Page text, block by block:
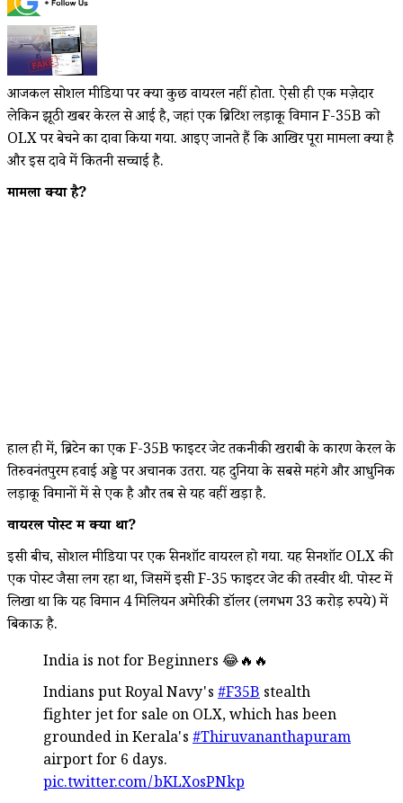
आजकल सोशल मीडिया पर क्या कुछ वायरल नहीं होता. ऐसी ही एक मज़ेदार
लेकिन झूठी खबर केरल से आई है, जहां एक ब्रिटिश लड़ाकू विमान F-35B को
OLX पर बेचने का दावा किया गया. आइए जानते हैं कि आखिर पूरा मामला क्या है
और इस दावे में कितनी सच्चाई है.
मामला क्या है?
हाल ही में, ब्रिटेन का एक F-35B फाइटर जेट तकनीकी खराबी के कारण केरल के
तिरुवनंतपुरम हवाई अड्डे पर अचानक उतरा. यह दुनिया के सबसे महंगे और आधुनिक
लड़ाकू विमानों में से एक है और तब से यह वहीं खड़ा है.
वायरल पोस्ट में क्या था?
इसी बीच, सोशल मीडिया पर एक स्क्रीनशॉट वायरल हो गया. यह स्क्रीनशॉट OLX की
एक पोस्ट जैसा लग रहा था, जिसमें इसी F-35 फाइटर जेट की तस्वीर थी. पोस्ट में
लिखा था कि यह विमान 4 मिलियन अमेरिकी डॉलर (लगभग 33 करोड़ रुपये) में
बिकाऊ है.
India is not for Beginners 😂🔥🔥
Indians put Royal Navy's #F35B stealth
fighter jet for sale on OLX, which has been
grounded in Kerala's #Thiruvananthapuram
airport for 6 days.
pic.twitter.com/bKLXosPNkp